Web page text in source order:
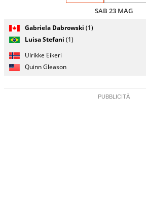
SAB 23 MAG
Nazionalità
Giocatore
(posizione
testa di
Stato
Gabriela Dabrowski (1)
Luisa Stefani (1)
Ulrikke Eikeri
Quinn Gleason